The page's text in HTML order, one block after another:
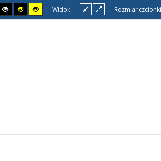
Widok Rozmiar czcionki